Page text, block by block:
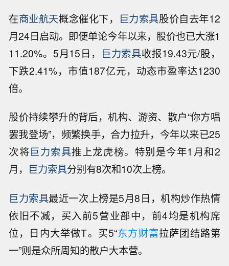
在商业航天概念催化下， 巨力索具股价自去年12
月24日启动。即便单论今年以来，股价也已大涨1
11.20%。5月15日， 巨力索具收报19.43元/股，
下跌2.41%，市值187亿元，动态市盈率达1230
倍。
股价持续攀升的背后，机构、游资、散户“你方唱
罢我登场”，频繁换手，合力拉升，今年以来已25
次将巨力索具推上龙虎榜。特别是今年1月和2
月， 巨力索具分别有8次和10次上榜。
巨力索具最近一次上榜是5月8日，机构炒作热情
依旧不减，买入前5营业部中，前4均是机构席
位，日内大举做T。买5“东方财富拉萨团结路第
一”则是众所周知的散户大本营。